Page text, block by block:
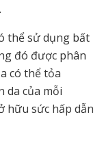
thể sử dụng bất
đó được phân
có thể tỏa
da của mỗi
hữu sức hấp dẫn